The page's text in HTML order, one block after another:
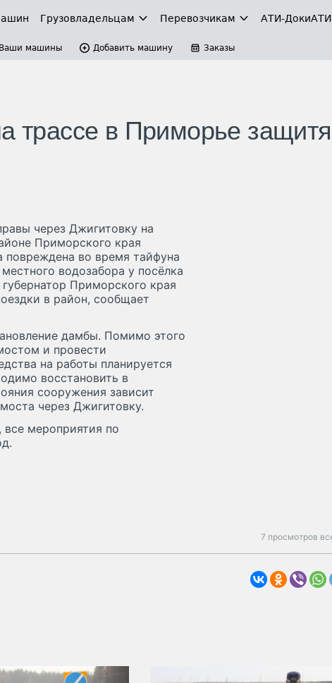
Грузовладельцам Перевозчикам АТИ-Доки
Ваши машины Добавить машину Заказы
трассе в Приморье
через Джигитовку на
Приморского края
повреждена во время тайфуна
водозабора у посёлка
Приморского края
в район, сообщает
дамбы. Помимо этого
и провести
на работы планируется
восстановить в
сооружения зависит
через Джигитовку.
мероприятия по
7 просмотров